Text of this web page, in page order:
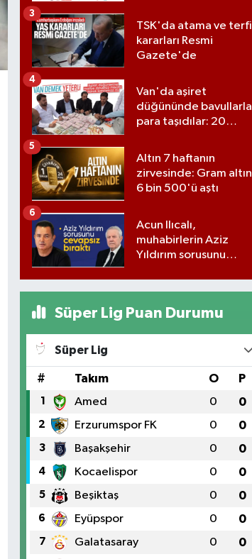
TSK'da atama ve terfi
kararları Resmi
Gazete'de
3
Van'da aşiret
düğününde bavullarla
para taşıdılar: 20
kilolarla altın
4
Altın 7 haftanın
zirvesinde: Gram altın
6 bin 500'ü aştı
5
Acun Ilıcalı,
muhabirlerin Aziz
Yıldırım sorusunu
6
Süper Lig Puan Durumu
Süper Lig
# Takım O P
1 Amed 0 0
2 Erzurumspor FK 0 0
3 Başakşehir 0 0
4 Kocaelispor 0 0
5 Beşiktaş 0 0
6 Eyüpspor 0 0
7 Galatasaray 0 0